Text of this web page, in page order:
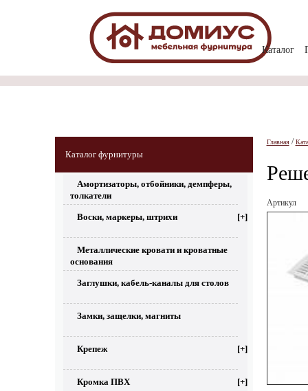
Каталог
Каталог фурнитуры
Амортизаторы, отбойники, демпферы,
толкатели
Воски, маркеры, штрихи [+]
Металлические кровати и кроватные
основания
Заглушки, кабель-каналы для столов
Замки, защелки, магниты
Крепеж [+]
Кромка ПВХ [+]
Главная/
Артикул